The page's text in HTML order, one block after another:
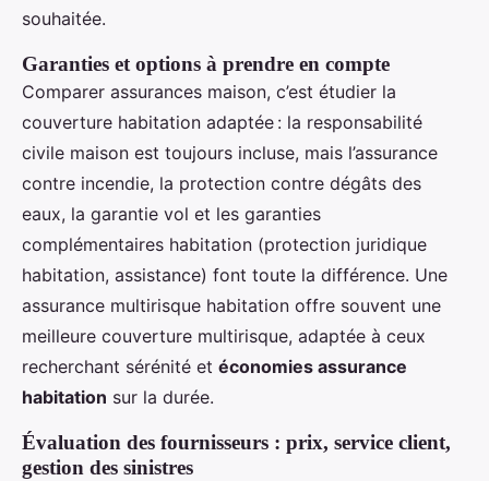
souhaitée.
Garanties et options à prendre en compte
Comparer assurances maison, c’est étudier la
couverture habitation adaptée : la responsabilité
civile maison est toujours incluse, mais l’assurance
contre incendie, la protection contre dégâts des
eaux, la garantie vol et les garanties
complémentaires habitation (protection juridique
habitation, assistance) font toute la différence. Une
assurance multirisque habitation offre souvent une
meilleure couverture multirisque, adaptée à ceux
recherchant sérénité et économies assurance
habitation sur la durée.
Évaluation des fournisseurs : prix, service client,
gestion des sinistres